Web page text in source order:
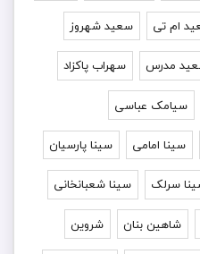
ام تی سعید شهروز
مدرس سهراب پاکزاد
سیامک عباسی
سینا امامی سینا پارسیان
سرلک سینا شعبانخانی
شاهین بنان شروین